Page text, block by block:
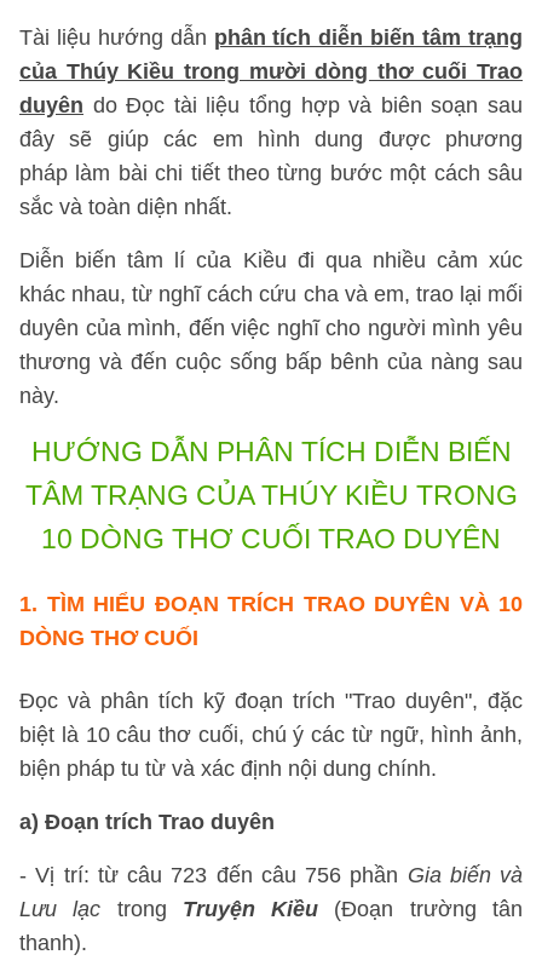
Tài liệu hướng dẫn phân tích diễn biến tâm trạng
của Thúy Kiều trong mười dòng thơ cuối Trao
duyên do Đọc tài liệu tổng hợp và biên soạn sau
đây sẽ giúp các em hình dung được phương
pháp làm bài chi tiết theo từng bước một cách sâu
sắc và toàn diện nhất.
Diễn biến tâm lí của Kiều đi qua nhiều cảm xúc
khác nhau, từ nghĩ cách cứu cha và em, trao lại mối
duyên của mình, đến việc nghĩ cho người mình yêu
thương và đến cuộc sống bấp bênh của nàng sau
này.
HƯỚNG DẪN PHÂN TÍCH DIỄN BIẾN
TÂM TRẠNG CỦA THÚY KIỀU TRONG
10 DÒNG THƠ CUỐI TRAO DUYÊN
1. TÌM HIỂU ĐOẠN TRÍCH TRAO DUYÊN VÀ 10
DÒNG THƠ CUỐI
Đọc và phân tích kỹ đoạn trích "Trao duyên", đặc
biệt là 10 câu thơ cuối, chú ý các từ ngữ, hình ảnh,
biện pháp tu từ và xác định nội dung chính.
a) Đoạn trích Trao duyên
- Vị trí: từ câu 723 đến câu 756 phần Gia biến và
Lưu lạc trong Truyện Kiều
(Đoạn trường tân
thanh).